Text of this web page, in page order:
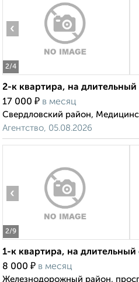
2/4
‹
2-к квартира, на
17 000 ₽ в месяц
Свердловский район,
Агентство, 05.08.2026
2/9
‹
1-к квартира, на
8 000 ₽ в месяц
Железнодорожный район,